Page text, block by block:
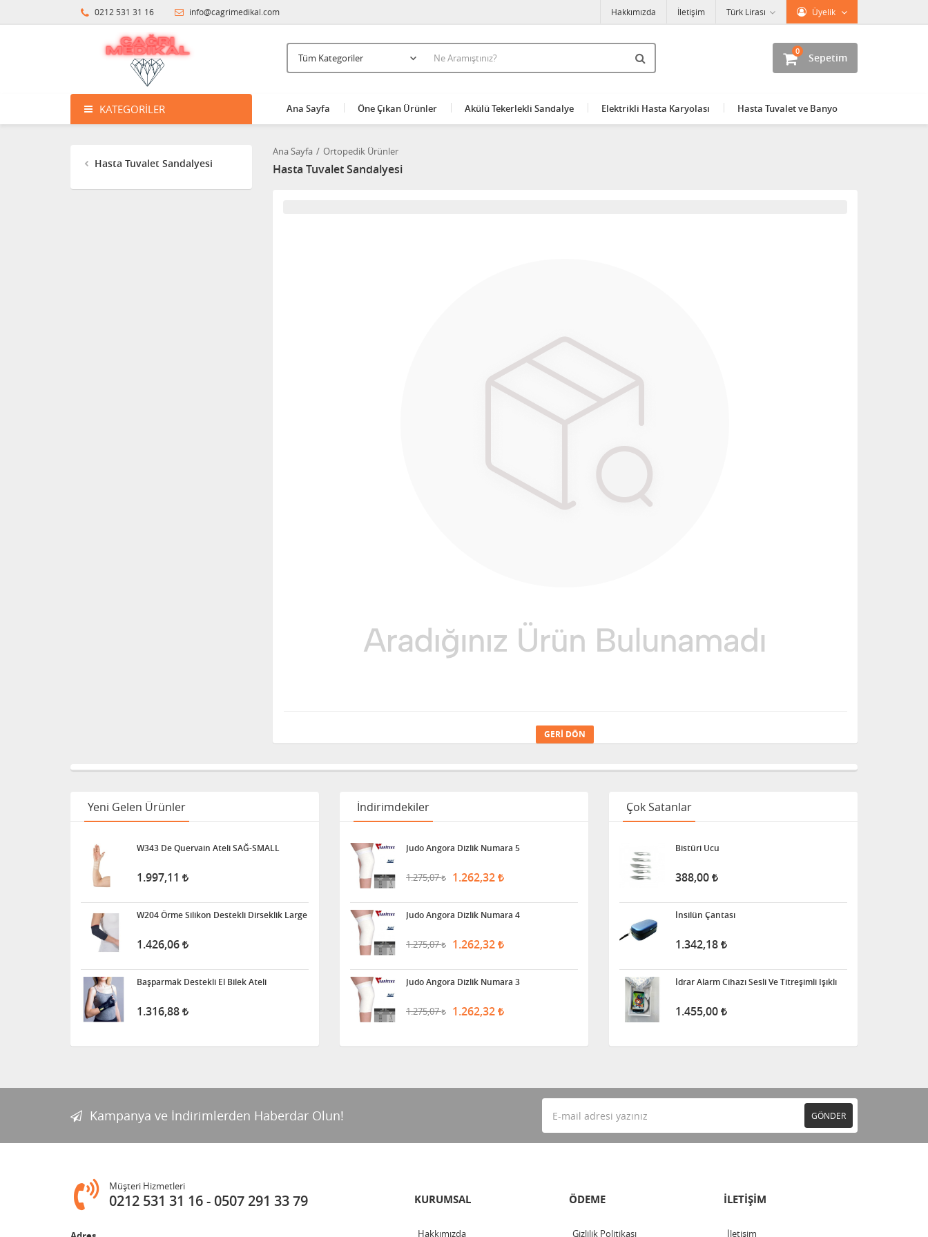
0212 531 31 16 info@cagrimedikal.com Üyelik
Türk Lirası
Hakkımızda İletişim
Sepetim
0
KATEGORILER Ana Sayfa Öne Çıkan Ürünler Akülü Tekerlekli Sandalye Elektrikli Hasta Karyolası Hasta Tuvalet ve Banyo
Hasta Tuvalet Sandalyesi
Ana Sayfa Ortopedik Ürünler
Hasta Tuvalet Sandalyesi
GERI DÖN
Yeni Gelen Ürünler
W343 De Quervain Ateli SAĞ-SMALL
1.997,11
W204 Örme Silikon Destekli Dirseklik Large
1.426,06
Başparmak Destekli El Bilek Ateli
1.316,88
İndirimdekiler
Judo Angora Dizlik Numara 5
1.275,07 1.262,32
Judo Angora Dizlik Numara 4
1.275,07 1.262,32
Judo Angora Dizlik Numara 3
1.275,07 1.262,32
Çok Satanlar
Bistüri Ucu
388,00
İnsilün Çantası
1.342,18
İdrar Alarm Cihazı Sesli Ve Titreşimli Işıklı
1.455,00
Kampanya ve İndirimlerden Haberdar Olun! GÖNDER
Müşteri Hizmetleri
0212 531 31 16 0507 291 33 79 KURUMSAL
Hakkımızda
ÖDEME
Gizlilik Politikası
İLETİŞİM
İletişim